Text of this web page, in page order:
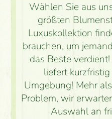
Wählen Sie aus
größten
Luxuskollektion
brauchen, um
das Beste
liefert
Umgebung! Mehr
Problem, wir
Auswahl an